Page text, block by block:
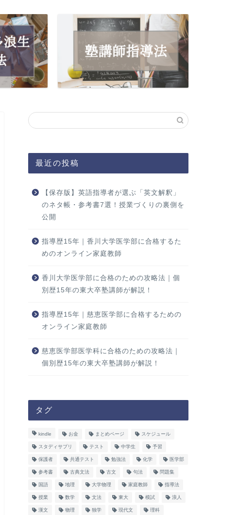
最近の投稿
【保存版】英語指導者が選ぶ「英文解釈」
のネタ帳・参考書7選！授業づくりの裏側を
公開
指導歴15年｜香川大学医学部に合格するた
めのオンライン家庭教師
香川大学医学部に合格のための攻略法｜個
別歴15年の東大卒塾講師が解説！
指導歴15年｜慈恵医学部に合格するための
オンライン家庭教師
慈恵医学部医学科に合格のための攻略法｜
個別歴15年の東大卒塾講師が解説！
タグ
kindle お金 まとめページ スケジュール
スタディサプリ テスト 中学生 予習
保護者 共通テスト 勉強法 化学 医学部
参考書 古典文法 古文 句法 問題集
国語 地理 大学物理 家庭教師 指導法
授業 数学 文法 東大 模試 浪人
漢文 物理 独学 現代文 理科